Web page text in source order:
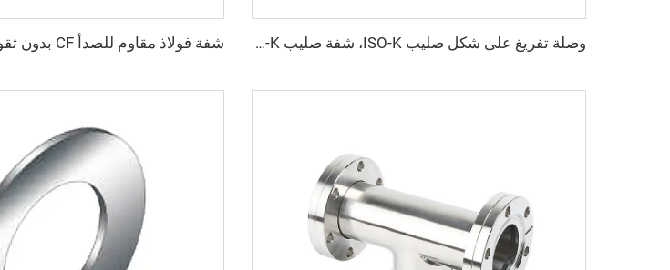
وصلة تفريغ على شكل صليب ISO-K، شفة صليب ISO-K من الفولاذ المقاوم للصدأ SS304 وSS316L بمقاس ISO63-ISO160، وصلة كبس عالية الجودة بمقاس NW63-160 (وصلة رباعية الاتجاه)